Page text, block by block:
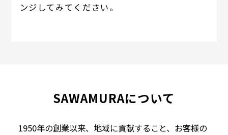
ンジしてみてください。
SAWAMURAについて
1950年の創業以来、地域に貢献すること、お客様の